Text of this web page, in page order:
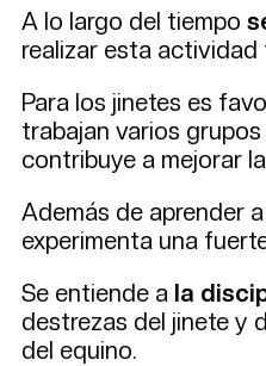
A lo largo del tiempo
realizar esta
Para los jinetes es
trabajan varios
contribuye a mejorar
Además de aprender
experimenta una
Se entiende a la
destrezas del jinete y
del equino.